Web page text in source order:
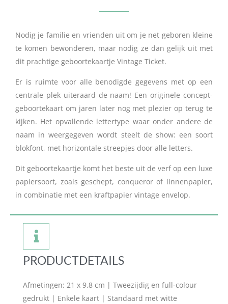
Nodig je familie en vrienden uit om je net geboren kleine
te komen bewonderen, maar nodig ze dan gelijk uit met
dit prachtige geboortekaartje Vintage Ticket.
Er is ruimte voor alle benodigde gegevens met op een
centrale plek uiteraard de naam! Een originele concept-
geboortekaart om jaren later nog met plezier op terug te
kijken. Het opvallende lettertype waar onder andere de
naam in weergegeven wordt steelt de show: een soort
blokfont, met horizontale streepjes door alle letters.
Dit geboortekaartje komt het beste uit de verf op een luxe
papiersoort, zoals geschept, conqueror of linnenpapier,
in combinatie met een kraftpapier vintage envelop.
PRODUCTDETAILS
Afmetingen: 21 x 9,8 cm | Tweezijdig en full-colour
gedrukt | Enkele kaart | Standaard met witte